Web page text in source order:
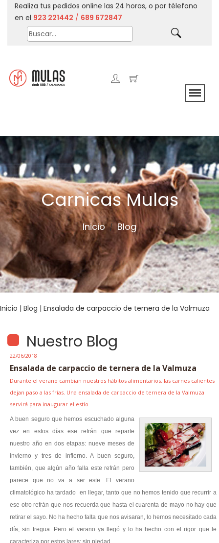
Realiza tus pedidos online las 24 horas, o por télefono
en el 923 221442 / 689 672847
Carnicas Mulas
Inicio / Blog
Inicio | Blog | Ensalada de carpaccio de ternera de la Valmuza
Nuestro Blog
22/06/2018
Ensalada de carpaccio de ternera de la Valmuza
Durante el verano cambian nuestros hábitos alimentarios, las carnes calientes
dejan paso a las frías. Una ensalada de carpaccio de ternera de la Valmuza
servirá para inaugurar el estío
A buen seguro que hemos escuchado alguna
vez en estos días ese refrán que reparte
nuestro año en dos etapas: nueve meses de
invierno y tres de infierno. A buen seguro,
también, que algún año falla este refrán pero
parece que no va a ser este. El verano
climatológico ha tardado en llegar, tanto que no hemos tenido que recurrir a
ese otro refrán que nos recuerda que hasta el cuarenta de mayo no hay que
retirar el sayo. No ha hecho falta que nos avisaran, lo hemos necesitado cada
día, sin tregua. Pero el verano ya llegó y lo ha hecho con el rigor que le
caracteriza por estos lares: sin piedad.